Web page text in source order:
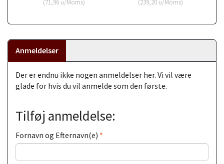
(71,96u/Moms) (239,20u/Moms)
Anmeldelser
Der er endnu ikke nogen anmeldelser her. Vi vil være
glade for hvis du vil anmelde som den første.
Tilføj anmeldelse:
Fornavn og Efternavn(e)